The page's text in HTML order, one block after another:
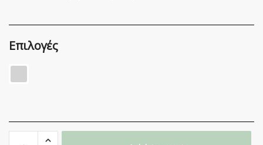
Επιλογές
Γρυλόχερο